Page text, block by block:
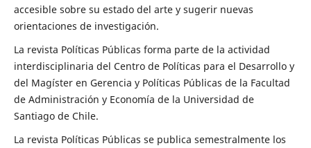
accesible sobre su estado del arte y sugerir nuevas
orientaciones de investigación.
La revista Políticas Públicas forma parte de la actividad
interdisciplinaria del Centro de Políticas para el Desarrollo y
del Magíster en Gerencia y Políticas Públicas de la Facultad
de Administración y Economía de la Universidad de
Santiago de Chile.
La revista Políticas Públicas se publica semestralmente los